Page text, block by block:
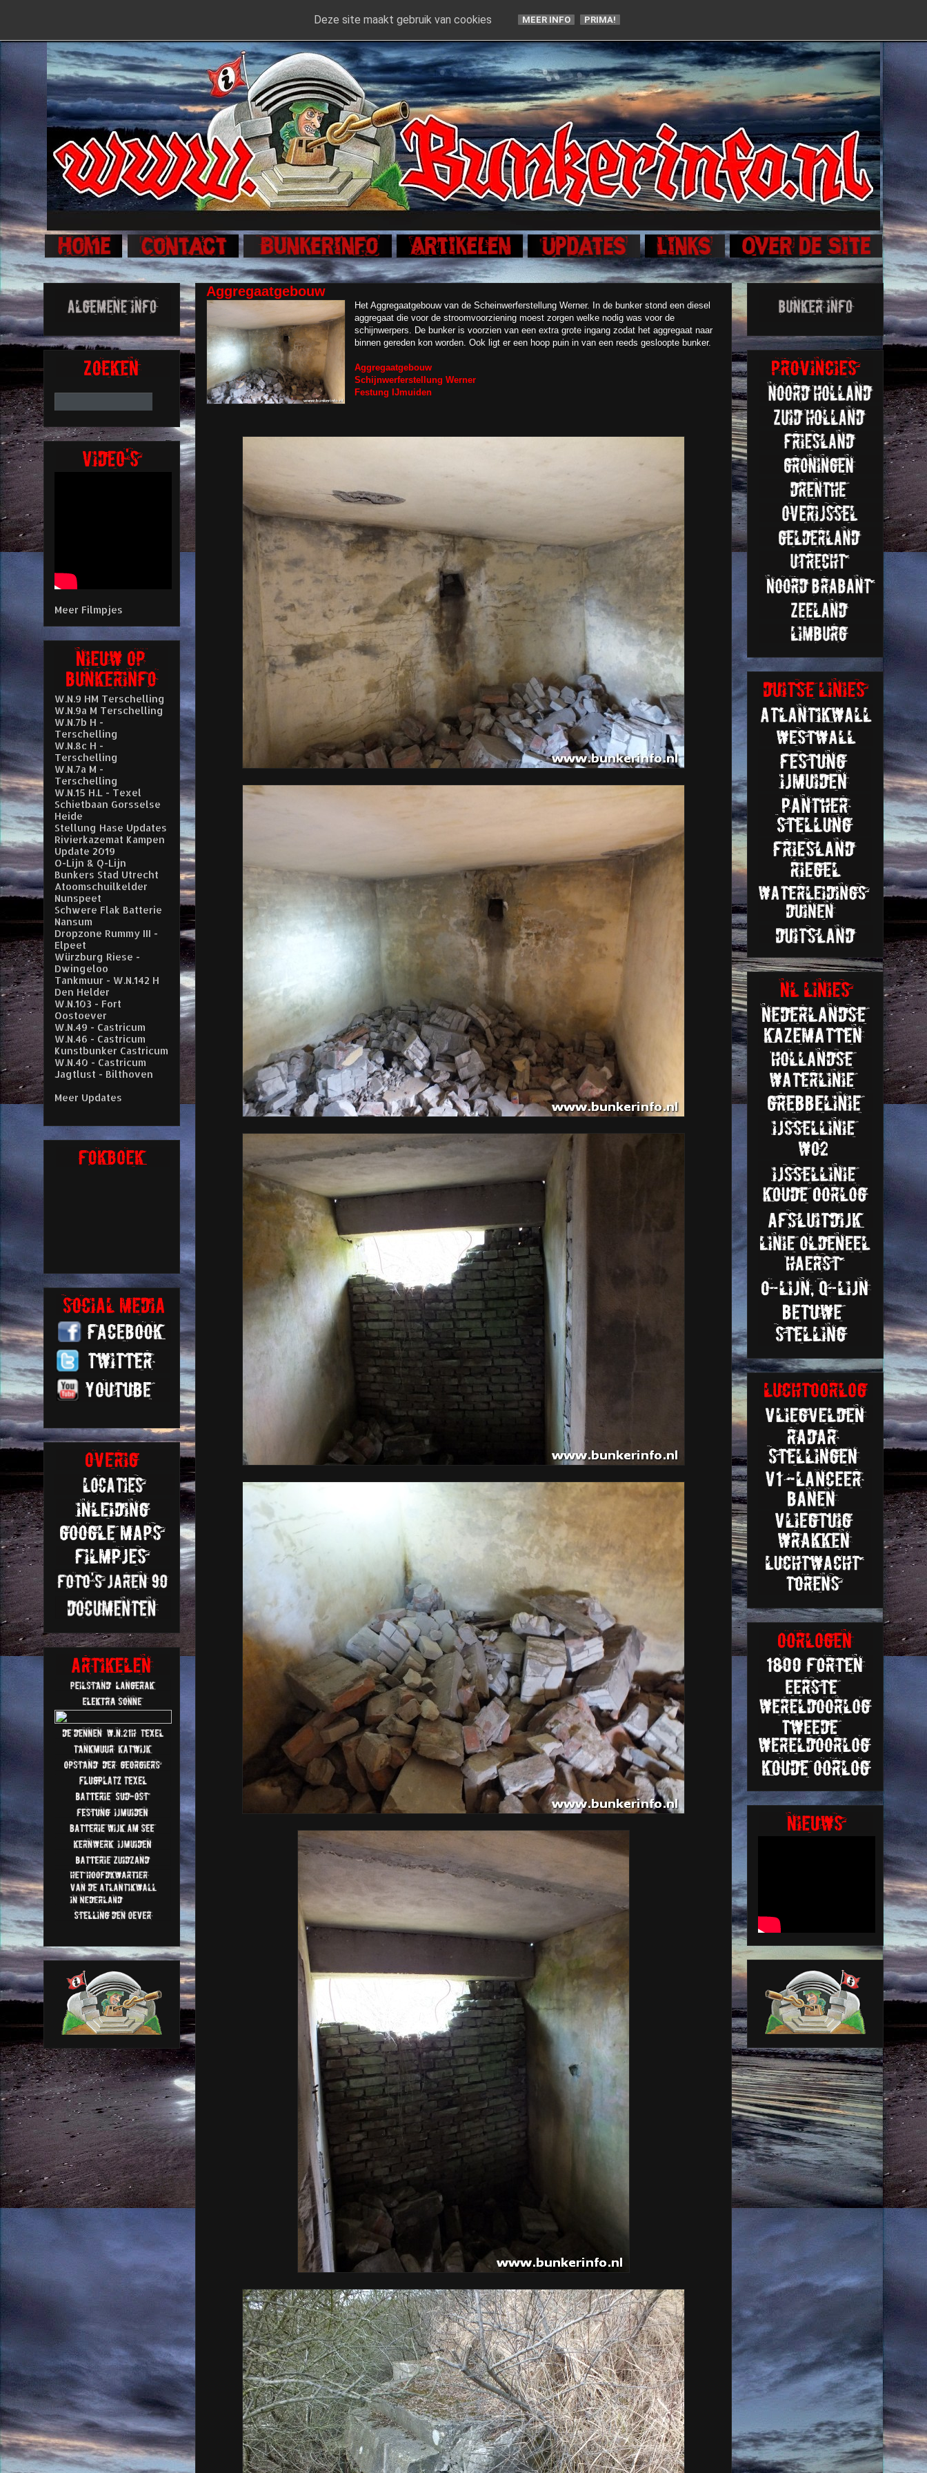
Aggregaatgebouw
Het Aggregaatgebouw van de Scheinwerferstellung Werner. In de bunker stond een diesel
aggregaat die voor de stroomvoorziening moest zorgen welke nodig was voor de
schijnwerpers. De bunker is voorzien van een extra grote ingang zodat het aggregaat naar
binnen gereden kon worden. Ook ligt er een hoop puin in van een reeds gesloopte bunker.
Aggregaatgebouw
Schijnwerferstellung Werner
Festung IJmuiden
Meer Filmpjes
W.N.9 HM Terschelling
W.N.9a M Terschelling
W.N.7b H -
Terschelling
W.N.8c H -
Terschelling
W.N.7a M -
Terschelling
W.N.15 H.L - Texel
Schietbaan Gorsselse
Heide
Stellung Hase Updates
Rivierkazemat Kampen
Update 2019
O-Lijn & Q-Lijn
Bunkers Stad Utrecht
Atoomschuilkelder
Nunspeet
Schwere Flak Batterie
Nansum
Dropzone Rummy III -
Elpeet
Würzburg Riese -
Dwingeloo
Tankmuur - W.N.142 H
Den Helder
W.N.103 - Fort
Oostoever
W.N.49 - Castricum
W.N.46 - Castricum
Kunstbunker Castricum
W.N.40 - Castricum
Jagtlust - Bilthoven
Meer Updates
Deze site maakt gebruik van cookies MEER INFO PRIMA!